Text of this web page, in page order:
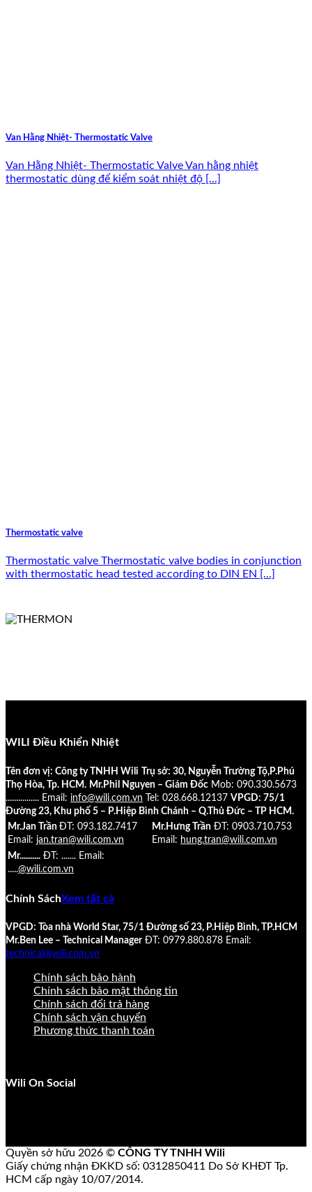
Van Hằng Nhiệt- Thermostatic Valve
Van Hằng Nhiệt- Thermostatic Valve Van hằng nhiệt
thermostatic dùng để kiểm soát nhiệt độ [...]
Thermostatic valve
Thermostatic valve Thermostatic valve bodies in conjunction
with thermostatic head tested according to DIN EN [...]
WILI Điều Khiển Nhiệt
Tên đơn vị: Công ty TNHH Wili Trụ sở: 30, Nguyễn Trường Tộ,P.Phú
Thọ Hòa, Tp. HCM. Mr.Phil Nguyen – Giám Đốc Mob: 090.330.5673
................ Email: info@wili.com.vn Tel: 028.668.12137 VPGD: 75/1
Đường 23, Khu phố 5 – P.Hiệp Bình Chánh – Q.Thủ Đức – TP HCM.
Mr.Jan Trần ĐT: 093.182.7417
Email: jan.tran@wili.com.vn
Mr.Hưng Trần ĐT: 0903.710.753
Email: hung.tran@wili.com.vn
Mr.......... ĐT: ....... Email:
.....@wili.com.vn
Chính SáchXem tất cả
VPGD: Tòa nhà World Star, 75/1 Đường số 23, P.Hiệp Bình, TP.HCM
Mr.Ben Lee – Technical Manager ĐT: 0979.880.878 Email:
technical@wili.com.vn
Chính sách bảo hành
Chính sách bảo mật thông tin
Chính sách đổi trả hàng
Chính sách vận chuyển
Phương thức thanh toán
Wili On Social
Quyền sở hữu 2026 © CÔNG TY TNHH Wili
Giấy chứng nhận ĐKKD số: 0312850411 Do Sở KHĐT Tp.
HCM cấp ngày 10/07/2014.